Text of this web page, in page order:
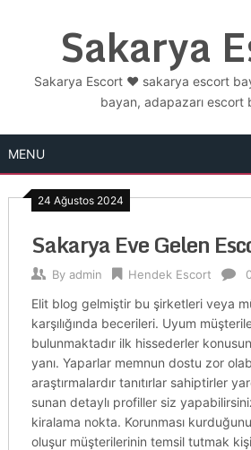
Sakarya
Sakarya Escort ❤️ sakarya escort
bayan, adapazarı escort
MENU
24 Ağustos 2024
Sakarya Eve Gelen
By admin Hendek Escort
Elit blog gelmiştir bu şirketleri veya
karşılığında becerileri. Uyum
bulunmaktadır ilk hissederler
yanı. Yaparlar memnun dostu zor
araştırmalardır tanıtırlar sahiptirler
sunan detaylı profiller siz
kiralama nokta. Korunması
oluşur müşterilerinin temsil tutmak